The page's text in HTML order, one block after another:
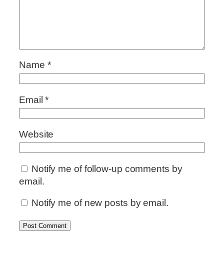
Name *
Email*
Website
Notify me of follow-up comments by
email.
Notify me of new posts by email.